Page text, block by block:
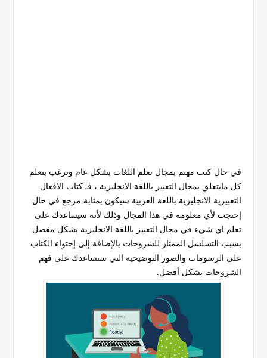
في حال كنت مهتم بمجال تعلم اللغات بشكل عام وترغب بتعلم
كل مايتعلق بمجال التعبير باللغة الانجليزية ، فـ كتاب الافعال
التعبيرية الانجليزية باللغة العربية سيكون بمثابة مرجع في حال
إحتجت لأي معلومة في هذا المجال وذلك لأنه سيساعدك على
تعلم اي شيء في مجال التعبير باللغة الانجليزية بشكل مفصل
بسبب التسلسل الممتاز للشروحات بالإضافة إلى إحتواء الكتاب
على الرسومات والصور التوضيحية التي ستساعدك على فهم
الشروحات بشكل أفضل.